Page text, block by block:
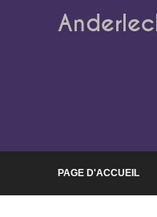
PAGE D'ACCUEIL